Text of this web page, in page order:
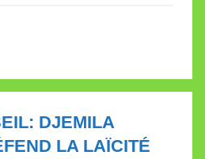
DJEMILA
LA LAÏCITÉ